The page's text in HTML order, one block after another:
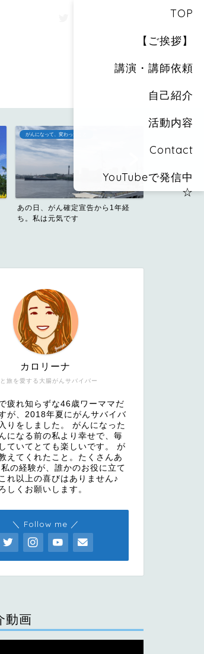
TOP
【ご挨拶】
講演・講師依頼
自己紹介
活動内容
Contact
YouTubeで発信中
☆
おしりカメラのススメ
ビール好き・ワイン好きの酒飲みだ
った私が飲み会でウーロン...
旅を愛する大腸がんサバイバー
カロリーナ
疲れ知らずな46歳ワーママだ
が、2018年夏にがんサバイバ
りをしました。 がんになった
になる前の私より幸せで、毎
ていてとても楽しいです。 が
えてくれたこと。たくさんあ
の経験が、誰かのお役に立て
れ以上の喜びはありません♪
しくお願いします。
＼ Follow me ／
動画